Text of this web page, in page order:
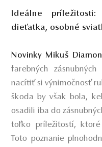
Ideálne príležitosti:
dieťatka, osobné
Novinky Mikuš
farebných
nacítiť si výnimočnosť
škoda by však bola,
osadili iba do
toľko príležitostí,
Toto poznanie